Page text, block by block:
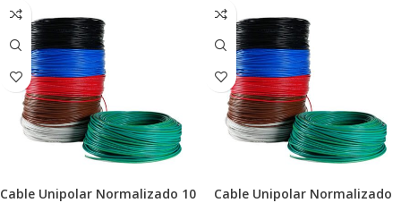
Cable Unipolar Normalizado 10
Cable Unipolar Normalizado